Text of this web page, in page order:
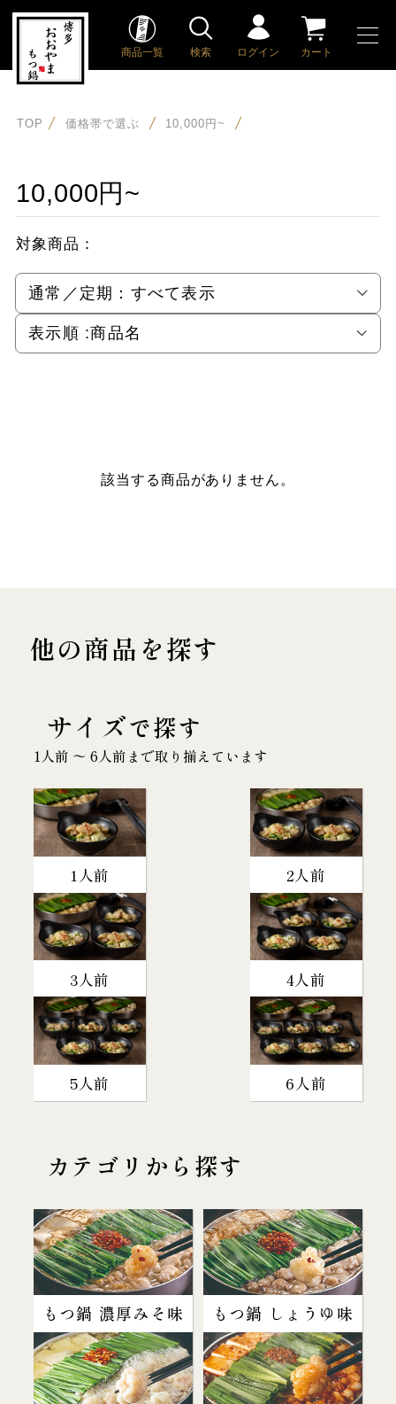
商品一覧 検索 ログイン カート
TOP 価格帯で選ぶ 10,000円~
10,000円~
対象商品：
通常／定期： すべて表示
表示順 :商品名
該当する商品がありません。
他の商品を探す
サイズで探す
1人前 〜 6人前まで取り揃えています
1人前 2人前
3人前 4人前
5人前 6人前
カテゴリから探す
もつ鍋 濃厚みそ味 もつ鍋 しょうゆ味